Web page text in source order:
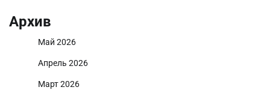
Архив
Май 2026
Апрель 2026
Март 2026